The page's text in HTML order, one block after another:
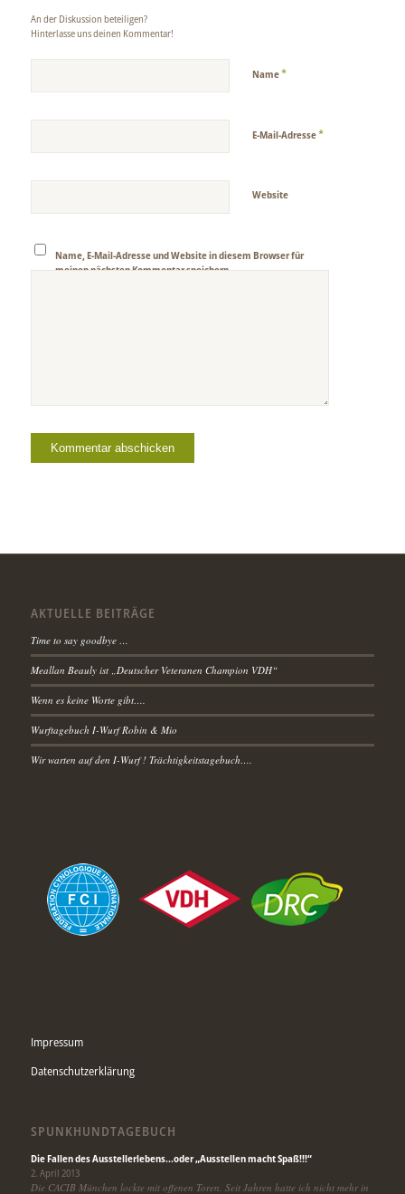
An der Diskussion beteiligen?
Hinterlasse uns deinen Kommentar!
Name*
E-Mail-Adresse*
Website
Name, E-Mail-Adresse und Website in diesem Browser für
meinen nächsten Kommentar speichern.
AKTUELLE BEITRÄGE
Time to say goodbye …
Meallan Beauly ist „Deutscher Veteranen Champion VDH“
Wenn es keine Worte gibt….
Wurftagebuch I-Wurf Robin & Mio
Wir warten auf den I-Wurf ! Trächtigkeitstagebuch….
Impressum
Datenschutzerklärung
SPUNKHUNDTAGEBUCH
Die Fallen des Ausstellerlebens…oder „Ausstellen macht Spaß!!!“
2. April 2013
Die CACIB München lockte mit offenen Toren. Seit Jahren hatte ich nicht mehr in